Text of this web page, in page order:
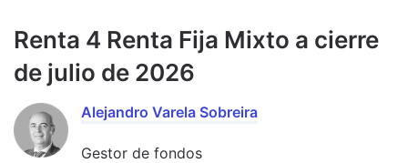
Renta 4 Renta Fija Mixto a cierre
de julio de 2026
Alejandro Varela Sobreira
Gestor de fondos